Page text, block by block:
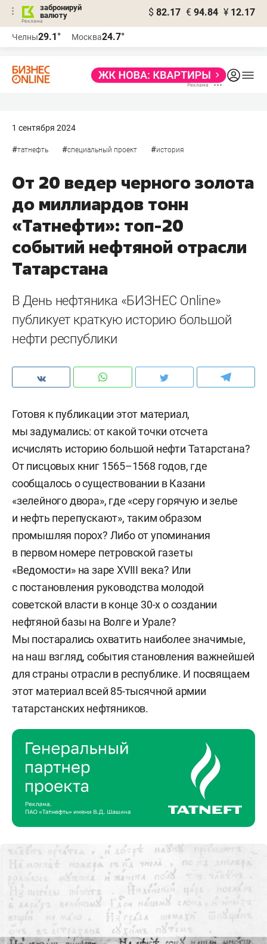
забронируй
валюту
$ 82.17 € 94.84 ¥ 12.17
Челны29.1° Москва24.7°
1 сентября 2024
#татнефть #специальный проект #история
От 20 ведер черного золота
до миллиардов тонн
«Татнефти»: топ-20
событий нефтяной отрасли
Татарстана
В День нефтяника «БИЗНЕС Online»
публикует краткую историю большой
нефти республики
Готовя к публикации этот материал,
мы задумались: от какой точки отсчета
исчислять историю большой нефти Татарстана?
От писцовых книг 1565–1568 годов, где
сообщалось о существовании в Казани
«зелейного двора», где «серу горячую и зелье
и нефть перепускают», таким образом
промышляя порох? Либо от упоминания
в первом номере петровской газеты
«Ведомости» на заре XVIII века? Или
с постановления руководства молодой
советской власти в конце 30-х о создании
нефтяной базы на Волге и Урале?
Мы постарались охватить наиболее значимые,
на наш взгляд, события становления важнейшей
для страны отрасли в республике. И посвящаем
этот материал всей 85-тысячной армии
татарстанских нефтяников.